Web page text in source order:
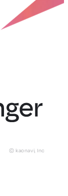
© kaonavi, Inc